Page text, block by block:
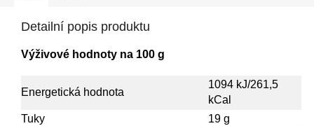
Detailní popis produktu
Výživové hodnoty na 100 g
Energetická hodnota
1094 kJ/261,5
kCal
Tuky
19 g